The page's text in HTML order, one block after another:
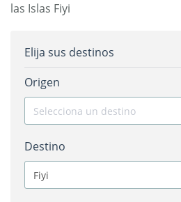
las Islas Fiyi
Elija sus destinos
Origen
Selecciona un destino
Destino
Fiyi